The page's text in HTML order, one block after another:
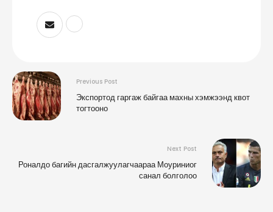
Previous Post
Экспортод гаргаж байгаа махны хэмжээнд квот
тогтооно
Next Post
Роналдо багийн дасгалжуулагчаараа Моуриниог
санал болголоо